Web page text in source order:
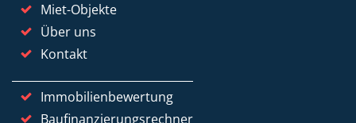
Miet-Objekte
Über uns
Kontakt
Immobilienbewertung
Baufinanzierungsrechner